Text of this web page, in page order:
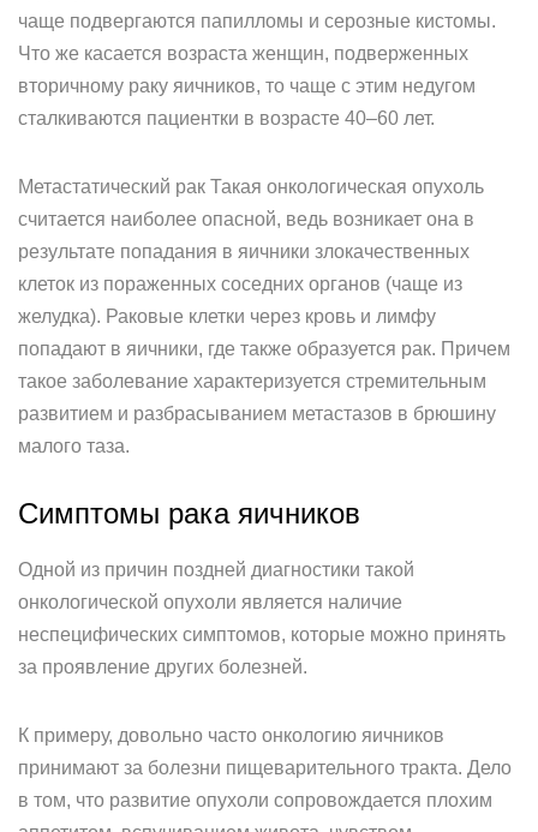
чаще подвергаются папилломы и серозные кистомы.
Что же касается возраста женщин, подверженных
вторичному раку яичников, то чаще с этим недугом
сталкиваются пациентки в возрасте 40–60 лет.
Метастатический рак Такая онкологическая опухоль
считается наиболее опасной, ведь возникает она в
результате попадания в яичники злокачественных
клеток из пораженных соседних органов (чаще из
желудка). Раковые клетки через кровь и лимфу
попадают в яичники, где также образуется рак. Причем
такое заболевание характеризуется стремительным
развитием и разбрасыванием метастазов в брюшину
малого таза.
Симптомы рака яичников
Одной из причин поздней диагностики такой
онкологической опухоли является наличие
неспецифических симптомов, которые можно принять
за проявление других болезней.
К примеру, довольно часто онкологию яичников
принимают за болезни пищеварительного тракта. Дело
в том, что развитие опухоли сопровождается плохим